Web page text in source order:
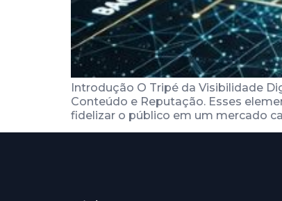
Introdução O Tripé da Visibilidade
Conteúdo e Reputação. Esses
fidelizar o público em um mercado